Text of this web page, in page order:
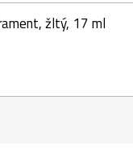
žltý, 17 ml